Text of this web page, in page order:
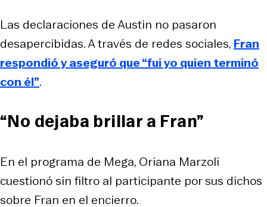
Las declaraciones de Austin no pasaron
desapercibidas. A través de redes sociales, Fran
respondió y aseguró que “fui yo quien terminó
con él”.
“No dejaba brillar a Fran”
En el programa de Mega, Oriana Marzoli
cuestionó sin filtro al participante por sus dichos
sobre Fran en el encierro.